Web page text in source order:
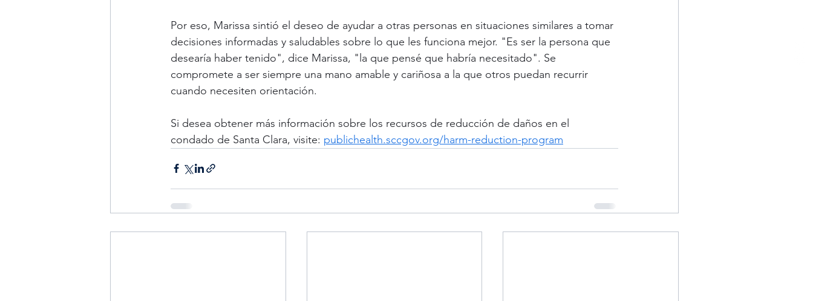
Por eso, Marissa sintió el deseo de ayudar a otras personas en situaciones similares a tomar
decisiones informadas y saludables sobre lo que les funciona mejor. "Es ser la persona que
desearía haber tenido", dice Marissa, "la que pensé que habría necesitado". Se
compromete a ser siempre una mano amable y cariñosa a la que otros puedan recurrir
cuando necesiten orientación.
Si desea obtener más información sobre los recursos de reducción de daños en el
condado de Santa Clara, visite: publichealth.sccgov.org/harm-reduction-program